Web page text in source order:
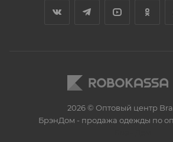
2026 © Оптовый центр
БрэнДом - продажа одежды по